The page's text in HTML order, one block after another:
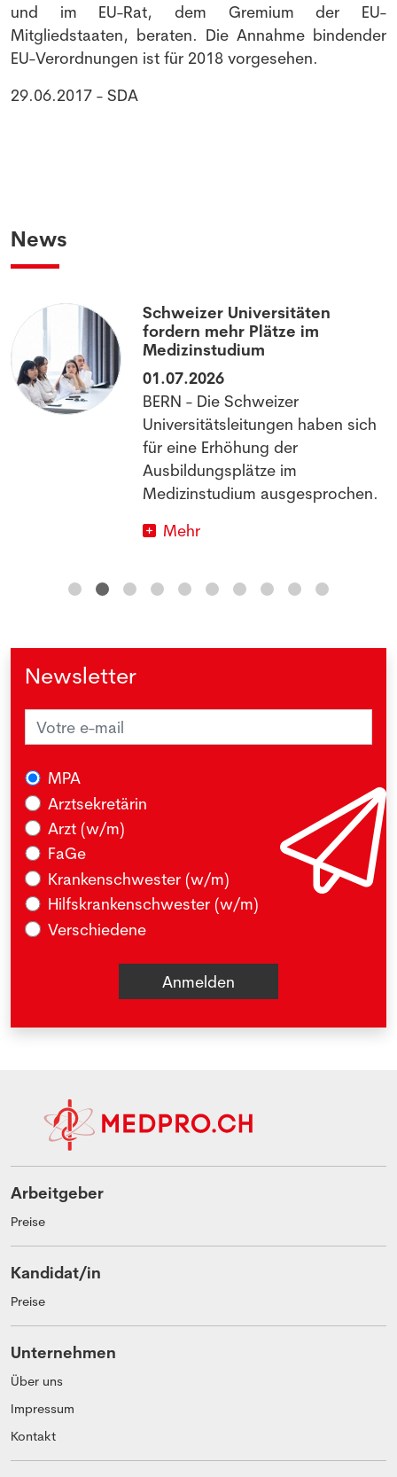
und im EU-Rat, dem Gremium der EU-
Mitgliedstaaten, beraten. Die Annahme bindender
EU-Verordnungen ist für 2018 vorgesehen.
29.06.2017 - SDA
News
Schweizer Universitäten
fordern mehr Plätze im
Medizinstudium
01.07.2026
BERN - Die Schweizer
Universitätsleitungen haben sich
für eine Erhöhung der
Ausbildungsplätze im
Medizinstudium ausgesprochen.
Mehr
Newsletter
MPA
Arztsekretärin
Arzt (w/m)
FaGe
Krankenschwester (w/m)
Hilfskrankenschwester (w/m)
Verschiedene
Arbeitgeber
Preise
Kandidat/in
Preise
Unternehmen
Über uns
Impressum
Kontakt